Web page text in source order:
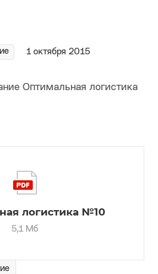
1 октября 2015
Оптимальная логистика
логистика №10
5,1 Мб